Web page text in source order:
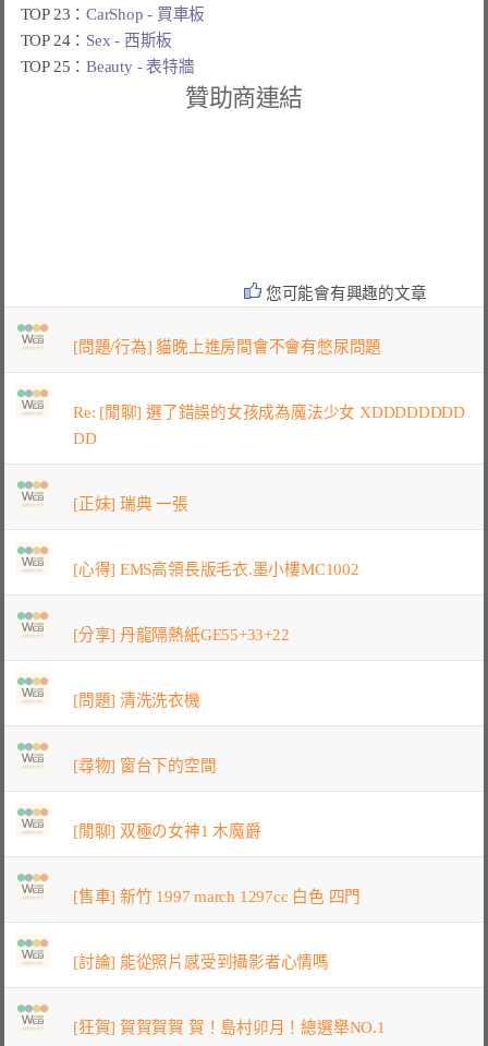
TOP 23：CarShop - 買車板
TOP 24： Sex - 西斯板
TOP 25：Beauty - 表特牆
贊助商連結
您可能會有興趣的文章
[問題/行為] 貓晚上進房間會不會有憋尿問題
Re: [閒聊] 選了錯誤的女孩成為魔法少女 XDDDDDDDD
DD
[正妹] 瑞典 一張
[心得] EMS高領長版毛衣.墨小樓MC1002
[分享] 丹龍隔熱紙GE55+33+22
[問題] 清洗洗衣機
[尋物] 窗台下的空間
[閒聊] 双極の女神1 木魔爵
[售車] 新竹 1997 march 1297cc 白色 四門
[討論] 能從照片感受到攝影者心情嗎
[狂賀] 賀賀賀賀 賀！島村卯月！總選舉NO.1